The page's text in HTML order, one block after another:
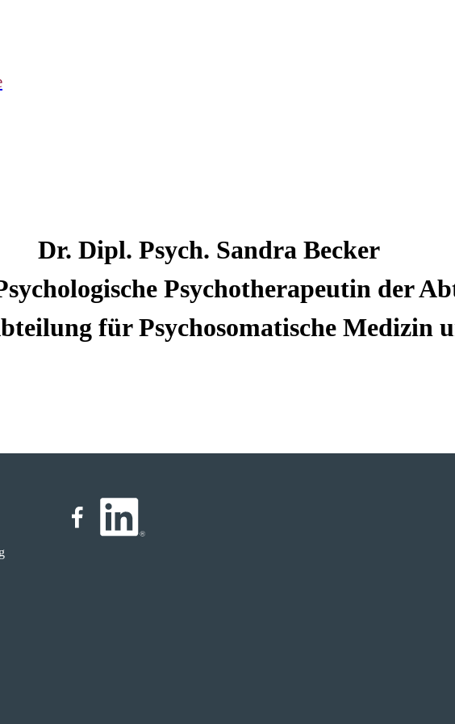
Dr. Dipl. Psych. Sandra Becker
Psychotherapeutin der
für Psychosomatische Medizin